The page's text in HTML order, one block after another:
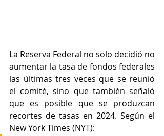
La Reserva Federal no solo decidió no
aumentar la tasa de fondos federales
las últimas tres veces que se reunió
el comité, sino que también señaló
que es posible que se produzcan
recortes de tasas en 2024. Según el
New York Times (NYT):